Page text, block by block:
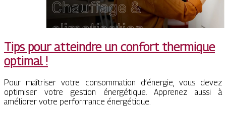
Tips pour atteindre un confort thermique
optimal !
Pour maîtriser votre consommation d’énergie, vous devez
optimiser votre gestion énergétique. Apprenez aussi à
améliorer votre performance énergétique.